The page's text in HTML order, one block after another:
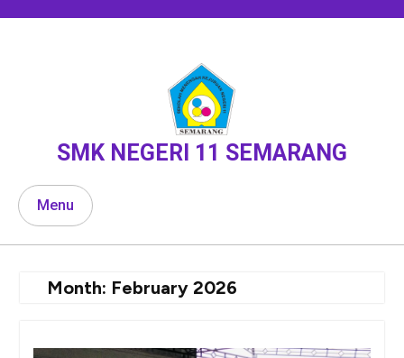
SMK NEGERI 11 SEMARANG
Menu
Month: February 2026